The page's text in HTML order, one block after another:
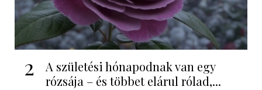
2
A születési hónapodnak van egy
rózsája – és többet elárul rólad,...